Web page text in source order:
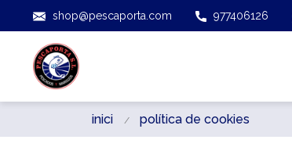
shop@pescaporta.com 977406126
inici política de cookies